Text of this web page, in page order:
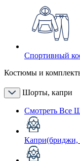
Спортивный
Костюмы и
Шорты, капри
Смотреть Все
Капри(бриджи,